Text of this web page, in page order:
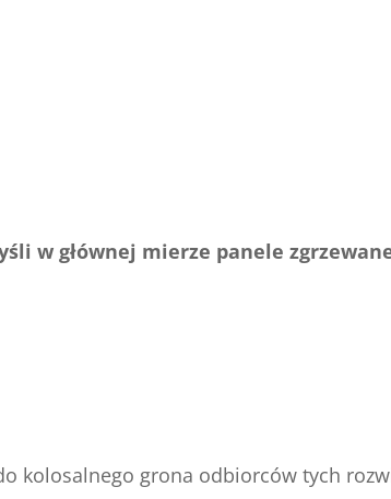
w głównej mierze panele
kolosalnego grona odbiorców tych